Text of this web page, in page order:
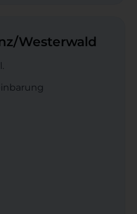
Westerwald